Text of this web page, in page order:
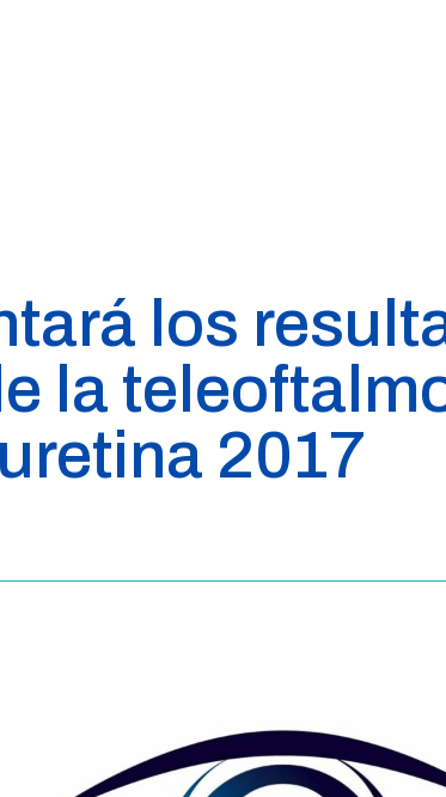
los
la
2017